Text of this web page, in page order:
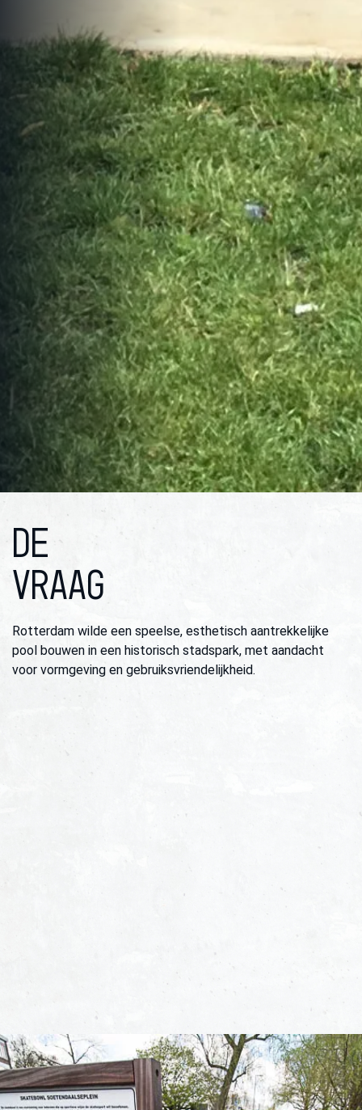
DE
VRAAG
Rotterdam wilde een speelse, esthetisch aantrekkelijke
pool bouwen in een historisch stadspark, met aandacht
voor vormgeving en gebruiksvriendelijkheid.